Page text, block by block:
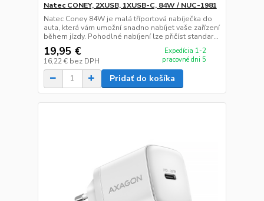
Natec CONEY, 2XUSB, 1XUSB-C, 84W / NUC-1981
Natec Coney 84W je malá tříportová nabíječka do
auta, která vám umožní snadno nabíjet vaše zařízení
během jízdy. Pohodlné nabíjení lze přičíst standar...
19,95 €
16,22 € bez DPH
Expedícia 1-2
pracovné dni 5
Pridať do košíka